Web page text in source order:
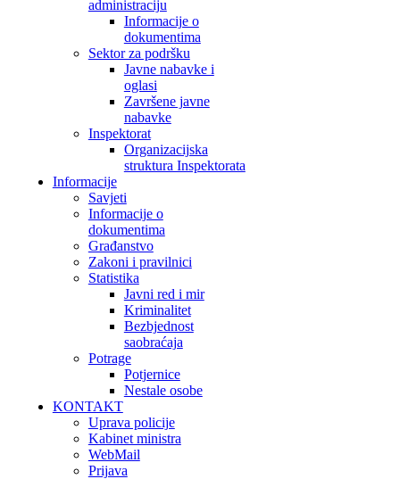
administraciju
Informacije o
dokumentima
Sektor za podršku
Javne nabavke i
oglasi
Završene javne
nabavke
Inspektorat
Organizacijska
struktura Inspektorata
Informacije
Savjeti
Informacije o
dokumentima
Građanstvo
Zakoni i pravilnici
Statistika
Javni red i mir
Kriminalitet
Bezbjednost
saobraćaja
Potrage
Potjernice
Nestale osobe
KONTAKT
Uprava policije
Kabinet ministra
WebMail
Prijava